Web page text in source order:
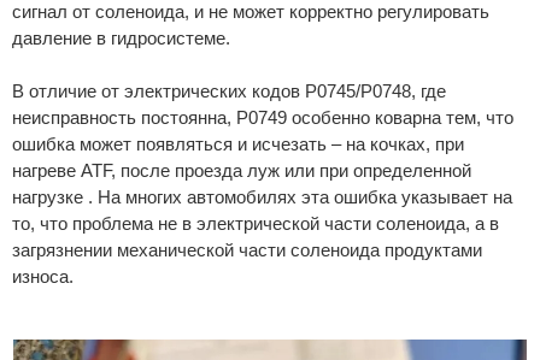
сигнал от соленоида, и не может корректно регулировать
давление в гидросистеме.
В отличие от электрических кодов P0745/P0748, где
неисправность постоянна, P0749 особенно коварна тем, что
ошибка может появляться и исчезать – на кочках, при
нагреве ATF, после проезда луж или при определенной
нагрузке . На многих автомобилях эта ошибка указывает на
то, что проблема не в электрической части соленоида, а в
загрязнении механической части соленоида продуктами
износа.